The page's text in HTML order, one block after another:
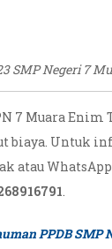
SMP Negeri 7
7 Muara Enim
biaya. Untuk
atau
.
PPDB SMP